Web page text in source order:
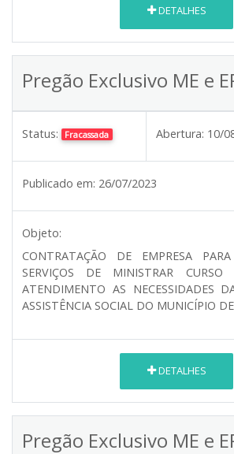
DETALHES
Pregão Exclusivo ME e
Status: Fracassada Abertura: 10/
Publicado em: 26/07/2023
Objeto:
CONTRATAÇÃO DE EMPRESA
SERVIÇOS DE MINISTRAR
ATENDIMENTO AS NECESSIDADES
ASSISTÊNCIA SOCIAL DO MUNICÍPIO
DETALHES
Pregão Exclusivo ME e